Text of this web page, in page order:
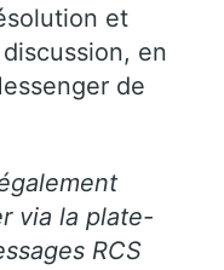
et
en
de
via la plate-
RCS